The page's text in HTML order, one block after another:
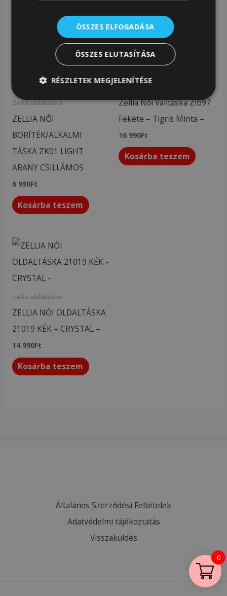
Zellia oldaltáska
ZELLIA NŐI
BORÍTÉK/ALKALMI
TÁSKA ZK01 LIGHT
ARANY CSILLÁMOS
6 990Ft
Kosárba teszem
Zellia táska
Zellia Női Válltáska Zlb97
Fekete – Tigris Minta –
16 990Ft
Kosárba teszem
Zellia oldaltáska
ZELLIA NŐI OLDALTÁSKA
21019 KÉK – CRYSTAL –
14 990Ft
Kosárba teszem
Általános Szerződési Feltételek
Adatvédelmi tájékoztatás
Visszaküldés
0
ÖSSZES ELFOGADÁSA
ÖSSZES ELUTASÍTÁSA
RÉSZLETEK MEGJELENÍTÉSE